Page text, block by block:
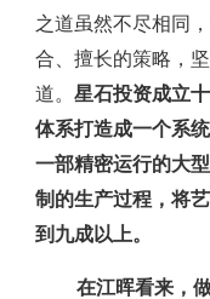
之道虽然不尽相同
合、擅长的策略，
道。星石投资成立
体系打造成一个系
一部精密运行的大
制的生产过程，将
到九成以上。
在江晖看来，